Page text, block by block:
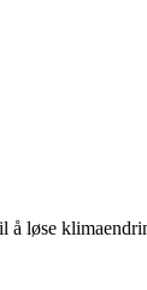
løse